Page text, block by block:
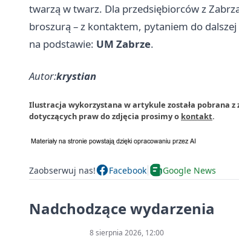
twarzą w twarz. Dla przedsiębiorców z
broszurą – z kontaktem, pytaniem do
na podstawie: UM Zabrze.
Autor:krystian
Ilustracja wykorzystana w artykule została pobrana z
dotyczących praw do zdjęcia prosimy o kontakt.
Zaobserwuj nas! Facebook Google News
Nadchodzące wydarzenia
8 sierpnia 2026, 12:00